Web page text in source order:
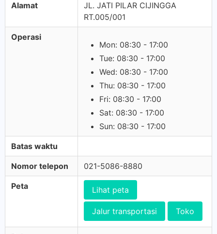
Alamat
JL. JATI PILAR CIJINGGA
RT.005/001
Operasi
Mon: 08:30 - 17:00
Tue: 08:30 - 17:00
Wed: 08:30 - 17:00
Thu: 08:30 - 17:00
Fri: 08:30 - 17:00
Sat: 08:30 - 17:00
Sun: 08:30 - 17:00
Batas waktu
Nomor telepon 021-5086-8880
Peta Lihat peta
Jalur transportasi Toko